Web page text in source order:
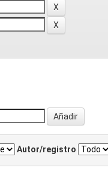
Autor/registro